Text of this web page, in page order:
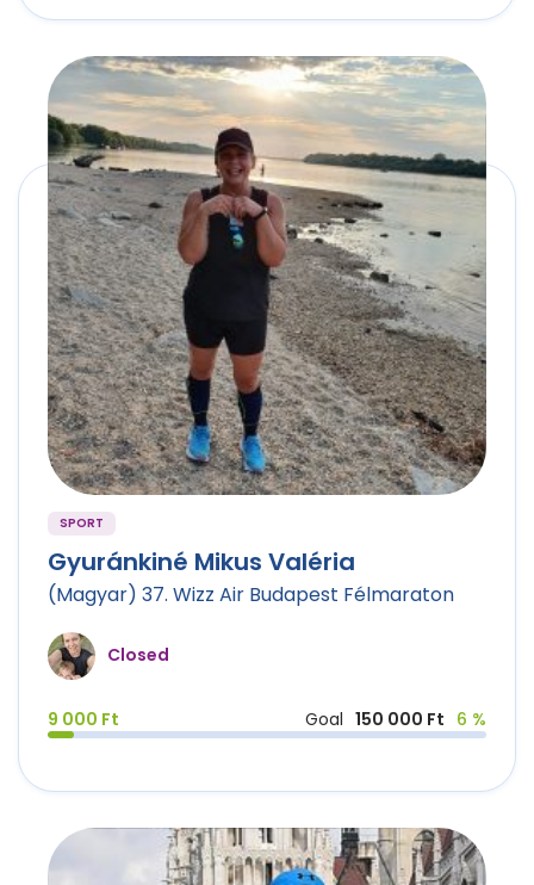
SPORT
Gyuránkiné Mikus Valéria
(Magyar) 37. Wizz Air Budapest Félmaraton
Closed
9 000 Ft Goal 150 000 Ft 6 %